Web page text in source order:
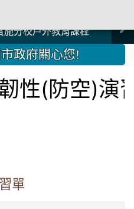
愛傳球計畫
愛傳球計畫
施分校戶外教育課程
施分校戶外教育課程
桃園市家長會與桃
活動
桃園市家長會與桃
活動
施分校戶外教育課程
施分校戶外教育課程
國際獅子會與本校
國際獅子會與本校
國際獅子會贈送本
國際獅子會贈送本
校學生耶誕禮物
校學生耶誕禮物
校學生獎助學金
校學生獎助學金
本校師生與國際獅子會獅
本校師生與國際獅子會獅
，建立良善公共關係
，建立良善公共關係
政府關心您!
空)演習」
單